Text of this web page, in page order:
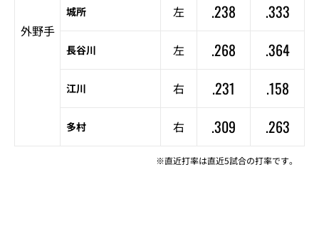
外野手
城所 左 .238 .333
長谷川 左 .268 .364
江川 右 .231 .158
多村 右 .309 .263
※直近打率は直近5試合の打率です。